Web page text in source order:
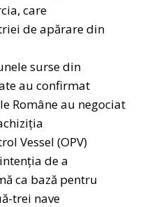
care
de apărare din
surse din
au confirmat
Române au negociat
Vessel (OPV)
de a
ca bază pentru
trei nave